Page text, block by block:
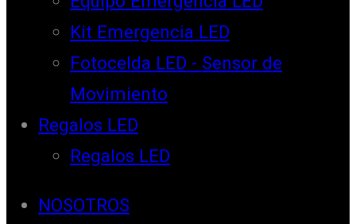
Kit Emergencia LED
Fotocelda LED - Sensor de
Movimiento
Regalos LED
Regalos LED
NOSOTROS